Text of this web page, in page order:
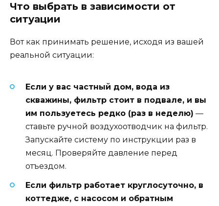
Что выбрать в зависимости от
ситуации
Вот как принимать решение, исходя из вашей
реальной ситуации:
Если у вас частный дом, вода из
скважины, фильтр стоит в подвале, и вы
им пользуетесь редко (раз в неделю) —
ставьте ручной воздухоотводчик на фильтр.
Запускайте систему по инструкции раз в
месяц. Проверяйте давление перед
отъездом.
Если фильтр работает круглосуточно, в
коттедже, с насосом и обратным